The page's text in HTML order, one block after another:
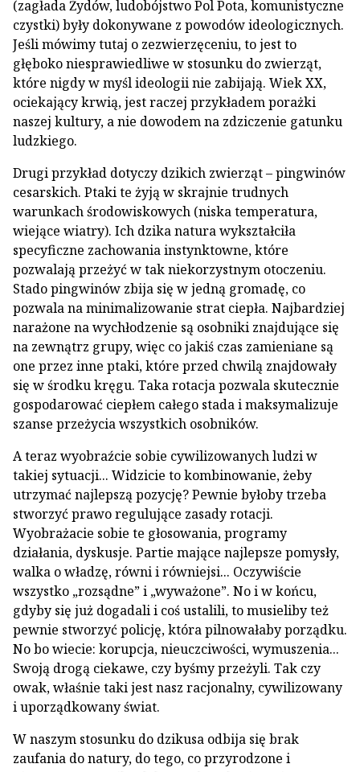
(zagłada Żydów, ludobójstwo Pol Pota, komunistyczne
czystki) były dokonywane z powodów ideologicznych.
Jeśli mówimy tutaj o zezwierzęceniu, to jest to
głęboko niesprawiedliwe w stosunku do zwierząt,
które nigdy w myśl ideologii nie zabijają. Wiek XX,
ociekający krwią, jest raczej przykładem porażki
naszej kultury, a nie dowodem na zdziczenie gatunku
ludzkiego.
Drugi przykład dotyczy dzikich zwierząt – pingwinów
cesarskich. Ptaki te żyją w skrajnie trudnych
warunkach środowiskowych (niska temperatura,
wiejące wiatry). Ich dzika natura wykształciła
specyficzne zachowania instynktowne, które
pozwalają przeżyć w tak niekorzystnym otoczeniu.
Stado pingwinów zbija się w jedną gromadę, co
pozwala na minimalizowanie strat ciepła. Najbardziej
narażone na wychłodzenie są osobniki znajdujące się
na zewnątrz grupy, więc co jakiś czas zamieniane są
one przez inne ptaki, które przed chwilą znajdowały
się w środku kręgu. Taka rotacja pozwala skutecznie
gospodarować ciepłem całego stada i maksymalizuje
szanse przeżycia wszystkich osobników.
A teraz wyobraźcie sobie cywilizowanych ludzi w
takiej sytuacji... Widzicie to kombinowanie, żeby
utrzymać najlepszą pozycję? Pewnie byłoby trzeba
stworzyć prawo regulujące zasady rotacji.
Wyobrażacie sobie te głosowania, programy
działania, dyskusje. Partie mające najlepsze pomysły,
walka o władzę, równi i równiejsi... Oczywiście
wszystko „rozsądne” i „wyważone”. No i w końcu,
gdyby się już dogadali i coś ustalili, to musieliby też
pewnie stworzyć policję, która pilnowałaby porządku.
No bo wiecie: korupcja, nieuczciwości, wymuszenia...
Swoją drogą ciekawe, czy byśmy przeżyli. Tak czy
owak, właśnie taki jest nasz racjonalny, cywilizowany
i uporządkowany świat.
W naszym stosunku do dzikusa odbija się brak
zaufania do natury, do tego, co przyrodzone i